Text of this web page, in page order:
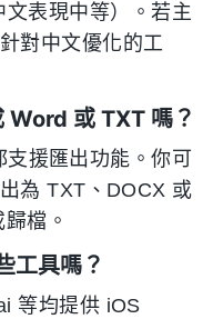
表現中等）。若主
對中文優化的工
Word 或 TXT 嗎？
援匯出功能。你可
為 TXT、DOCX 或
檔。
工具嗎？
等均提供 iOS